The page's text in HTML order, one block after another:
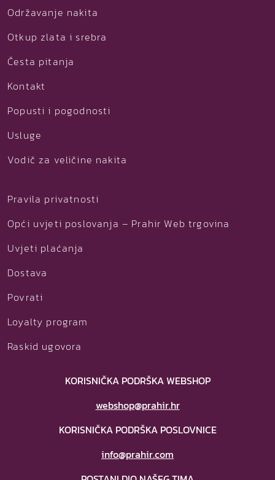
Održavanje nakita
Otkup zlata i srebra
Česta pitanja
Kontakt
Popusti i pogodnosti
Usluge
Vodič za veličine nakita
Pravila privatnosti
Opći uvjeti poslovanja – Prahir Web trgovina
Uvjeti plaćanja
Dostava
Povrati
Loyalty program
Raskid ugovora
KORISNIČKA PODRŠKA WEBSHOP
webshop@prahir.hr
KORISNIČKA PODRŠKA POSLOVNICE
info@prahir.com